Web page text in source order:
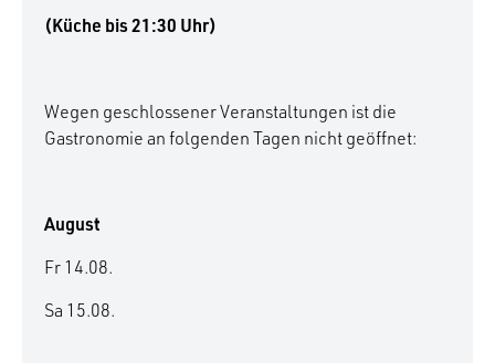
(Küche bis 21:30 Uhr)
Wegen geschlossener Veranstaltungen ist die
Gastronomie an folgenden Tagen nicht geöffnet:
August
Fr 14.08.
Sa 15.08.